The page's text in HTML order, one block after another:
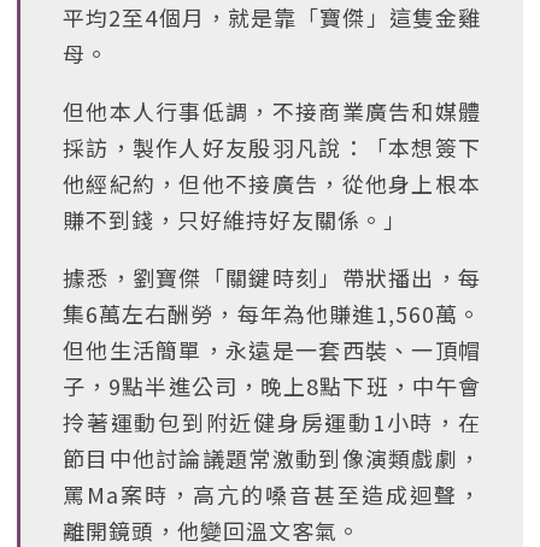
平均2至4個月，就是靠「寶傑」這隻金雞
母。
但他本人行事低調，不接商業廣告和媒體
採訪，製作人好友殷羽凡說：「本想簽下
他經紀約，但他不接廣告，從他身上根本
賺不到錢，只好維持好友關係。」
據悉，劉寶傑「關鍵時刻」帶狀播出，每
集6萬左右酬勞，每年為他賺進1,560萬。
但他生活簡單，永遠是一套西裝、一頂帽
子，9點半進公司，晚上8點下班，中午會
拎著運動包到附近健身房運動1小時，在
節目中他討論議題常激動到像演類戲劇，
罵Ma案時，高亢的嗓音甚至造成迴聲，
離開鏡頭，他變回溫文客氣。